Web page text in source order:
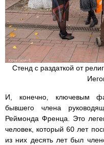
Стенд с раздаткой от
И, конечно, ключевым
бывшего члена
Реймонда Френца. Это
человек, который 60 лет
из них десять лет был